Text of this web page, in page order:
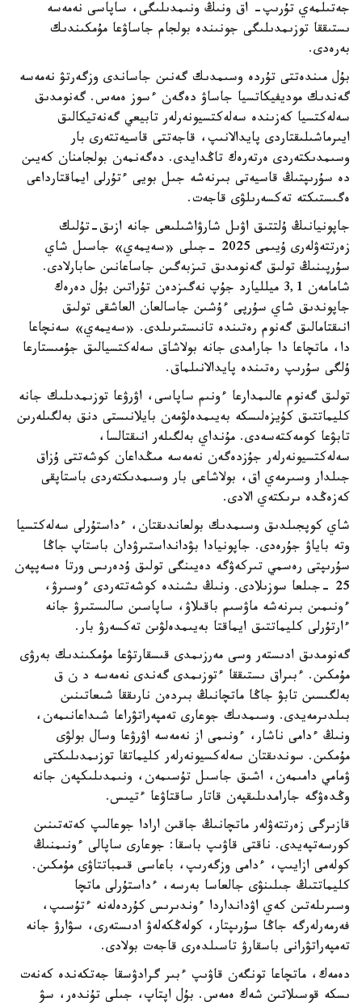
جەتىلمەي تۇرىپ- اق ونىڭ ونىمدىلىگى، ساپاسى نەمەسە
ىستىققا توزىمدىلىگى جونىندە بولجام جاساۋعا مۇمكىندىك
بەرەدى.
بۇل مىندەتتى تۇردە وسىمدىك گەنىن جاساندى وزگەرتۋ نەمەسە
گەندىك موديفيكاتسيا جاساۋ دەگەن ءسوز ەمەس. گەنومدىق
سەلەكتسيا كەزىندە سەلەكتسيونەرلەر تابيعي گەنەتيكالىق
ايىرماشىلىقتاردى پايدالانىپ، قاجەتتى قاسيەتتەرى بار
وسىمدىكتەردى ەرتەرەك تاڭدايدى. دەگەنمەن بولجامنان كەيىن
دە سۇرىپتىڭ قاسيەتى بىرنەشە جىل بويى ءتۇرلى ايماقتارداعى
ەگىستىكتە تەكسەرىلۋى قاجەت.
جاپونيانىڭ ۇلتتىق اۋىل شارۋاشىلىعى جانە ازىق-تۇلىك
زەرتتەۋلەرى ۇيىمى 2025 -جىلى «سەيمەي» جاسىل شاي
سۇرپىنىڭ تولىق گەنومدىق تىزبەگىن جاساعانىن حابارلادى.
شامامەن 3,1 ميلليارد جۇپ نەگىزدەن تۇراتىن بۇل دەرەك
جاپوندىق شاي سۇرپى ءۇشىن جاسالعان العاشقى تولىق
انىقتامالىق گەنوم رەتىندە تانىستىرىلدى. «سەيمەي» سەنچاعا
دا، ماتچاعا دا جارامدى جانە بولاشاق سەلەكتسيالىق جۇمىستارعا
ۇلگى سۇرىپ رەتىندە پايدالانىلماق.
تولىق گەنوم عالىمدارعا ءونىم ساپاسى، اۋرۋعا توزىمدىلىك جانە
كليماتتىق كۇيزەلىسكە بەيىمدەلۋمەن بايلانىستى دنق بەلگىلەرىن
تابۋعا كومەكتەسەدى. مۇنداي بەلگىلەر انىقتالسا،
سەلەكتسيونەرلەر جۇزدەگەن نەمەسە مىڭداعان كوشەتتى ۇزاق
جىلدار وسىرمەي اق، بولاشاعى بار وسىمدىكتەردى باستاپقى
كەزەڭدە ىرىكتەي الادى.
شاي كوپجىلدىق وسىمدىك بولعاندىقتان، ءداستۇرلى سەلەكتسيا
وتە باياۋ جۇرەدى. جاپونيادا بۋدانداستىرۋدان باستاپ جاڭا
سۇرىپتى رەسمي تىركەۋگە دەيىنگى تولىق ۇدەرىس ورتا ەسەپپەن
25 -جىلعا سوزىلادى. ونىڭ ىشىندە كوشەتتەردى ءوسىرۋ،
ءونىمىن بىرنەشە ماۋسىم باقىلاۋ، ساپاسىن سالىستىرۋ جانە
ءارتۇرلى كليماتتىق ايماقتا بەيىمدەلۋىن تەكسەرۋ بار.
گەنومدىق ادىستەر وسى مەرزىمدى قىسقارتۋعا مۇمكىندىك بەرۋى
مۇمكىن. ءبىراق ىستىققا ءتوزىمدى گەندى نەمەسە د ن ق
بەلگىسىن تابۋ جاڭا ماتچانىڭ بىردەن نارىققا شىعاتىنىن
بىلدىرمەيدى. وسىمدىك جوعارى تەمپەراتۋراعا شىداعانىمەن،
ونىڭ ءدامى ناشار، ءونىمى از نەمەسە اۋرۋعا وسال بولۋى
مۇمكىن. سوندىقتان سەلەكسيونەرلەر كليماتقا توزىمدىلىكتى
ۋمامي دامىمەن، اشىق جاسىل تۇسىمەن، ونىمدىلىكپەن جانە
وڭدەۋگە جارامدىلىقپەن قاتار ساقتاۋعا ءتيىس.
قازىرگى زەرتتەۋلەر ماتچانىڭ جاقىن ارادا جوعالىپ كەتەتىنىن
كورسەتپەيدى. ناقتى قاۋىپ باسقا: جوعارى ساپالى ءونىمنىڭ
كولەمى ازايىپ، ءدامى وزگەرىپ، باعاسى قىمباتتاۋى مۇمكىن.
كليماتتىڭ جىلىنۋى جالعاسا بەرسە، ءداستۇرلى ماتچا
وسىرىلەتىن كەي اۋدانداردا ءوندىرىس كۇردەلەنە ءتۇسىپ،
فەرمەرلەرگە جاڭا سۇرىپتار، كولەڭكەلەۋ ادىستەرى، سۋارۋ جانە
تەمپەراتۋرانى باسقارۋ تاسىلدەرى قاجەت بولادى.
دەمەك، ماتچاعا تونگەن قاۋىپ ءبىر گرادۋسقا جەتكەندە كەنەت
ىسكە قوسىلاتىن شەك ەمەس. بۇل اپتاپ، جىلى تۇندەر، سۋ